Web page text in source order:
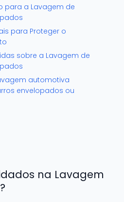
para a Lavagem de
para Proteger o
sobre a Lavagem de
automotiva
envelopados ou
na Lavagem